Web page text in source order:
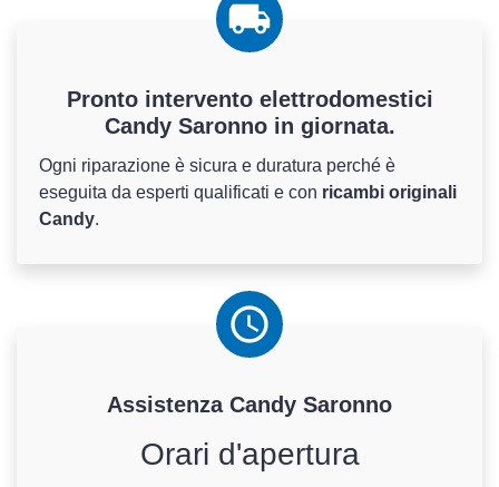
Pronto intervento elettrodomestici
Candy Saronno in giornata.
Ogni riparazione è sicura e duratura perché è
eseguita da esperti qualificati e con ricambi originali
Candy.
Assistenza Candy Saronno
Orari d'apertura